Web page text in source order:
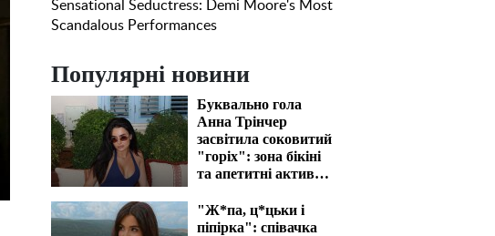
Популярні новини
Буквально гола
Анна Трінчер
засвітила соковитий
"горіх": зона бікіні
та апетитні активи
"Ж*па, ц*цьки і
піпірка": співачка